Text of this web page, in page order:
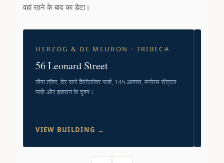
वहां रहने के बाद का डेटा।
HERZOG & DE MEURON · TRIBECA
56 Leonard Street
जेंगा टॉवर, ढेर सारे कैंटिलीवर फर्श, 145 आवास, मनोरम सेंट्रल
पार्क और हडसन के दृश्य।
VIEW BUILDING →